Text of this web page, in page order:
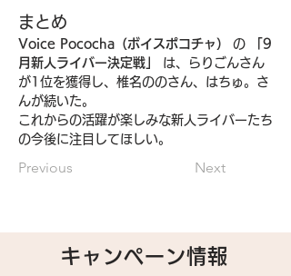
まとめ
Voice Pococha（ボイスポコチャ） の
「9
月新人ライバー決定戦」
は、らりごんさん
が1位を獲得し、椎名ののさん、はちゅ。さ
んが続いた。
これからの活躍が楽しみな新人ライバーたち
の今後に注目してほしい。
Previous Next
キャンペーン情報